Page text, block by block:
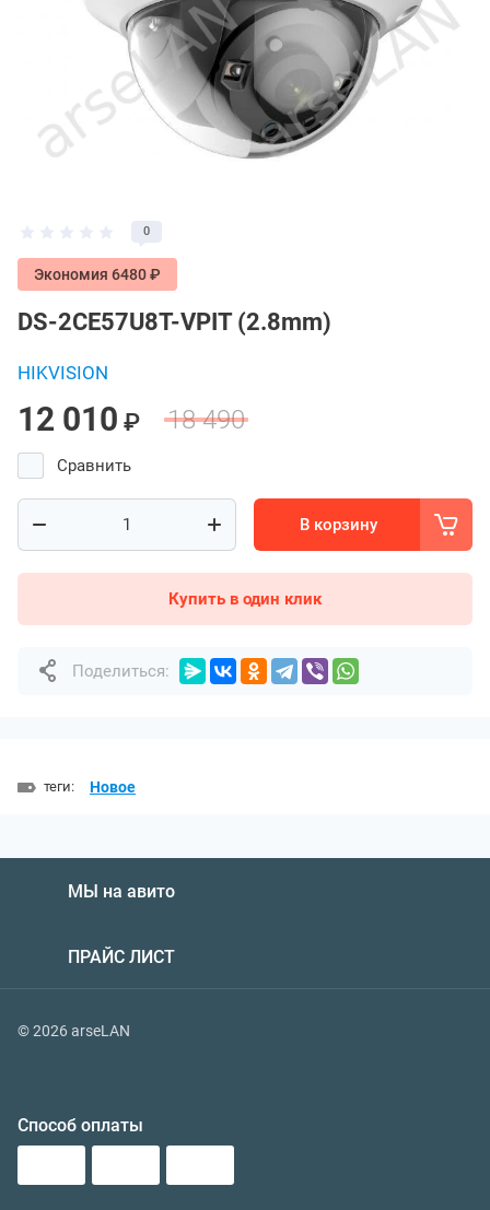
0
Экономия 6480 ₽
DS-2CE57U8T-VPIT (2.8mm)
HIKVISION
18 490
12 010 ₽
Сравнить
В корзину
Купить в один клик
Поделиться:
теги: Новое
МЫ на авито
ПРАЙС ЛИСТ
© 2026 arseLAN
Способ оплаты